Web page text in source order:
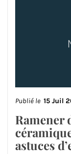
Publié le 15 Juil
Ramener
astuces